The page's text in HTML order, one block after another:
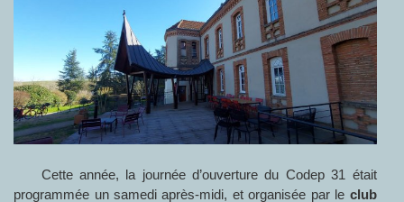
Cette année, la journée d’ouverture du Codep 31 était
programmée un samedi après-midi, et organisée par le club